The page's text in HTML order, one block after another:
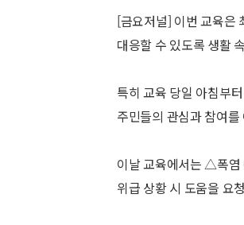
[금요저널] 이번 교육은
대응할 수 있도록 생활
특히 교육 당일 아침부
주민들의 관심과 참여
이날 교육에서는 △폭
위급 상황 시 도움을 요